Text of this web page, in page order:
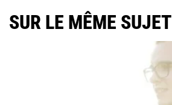
SUR LE MÊME SUJET